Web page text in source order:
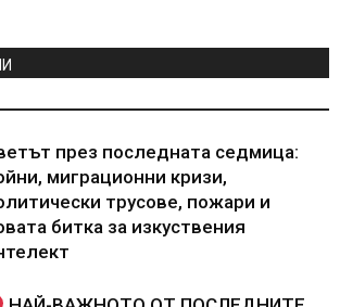
през последната седмица:
миграционни кризи,
трусове, пожари и
битка за изкуствения